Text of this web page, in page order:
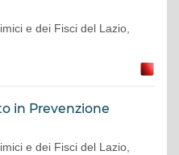
e dei Fisci del Lazio,
in Prevenzione
e dei Fisci del Lazio,